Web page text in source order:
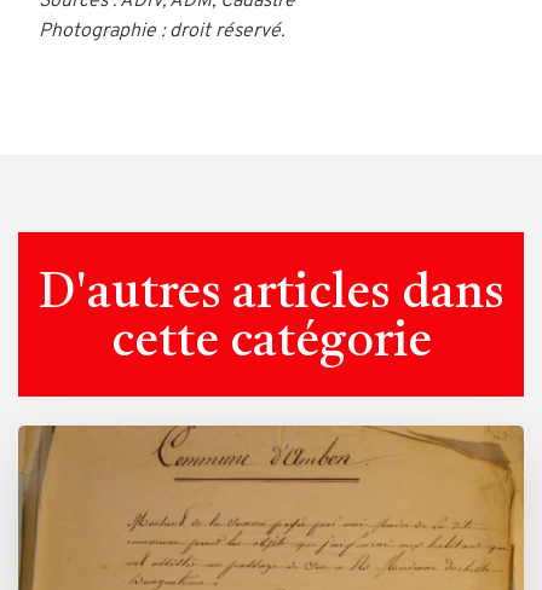
Photographie : droit réservé.
D'autres articles dans
cette catégorie